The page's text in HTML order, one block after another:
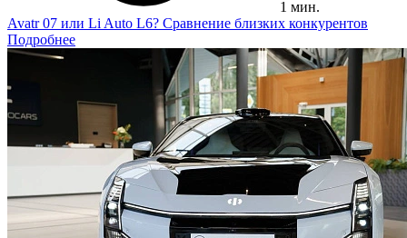
1 мин.
Avatr 07 или Li Auto L6? Сравнение близких конкурентов
Подробнее